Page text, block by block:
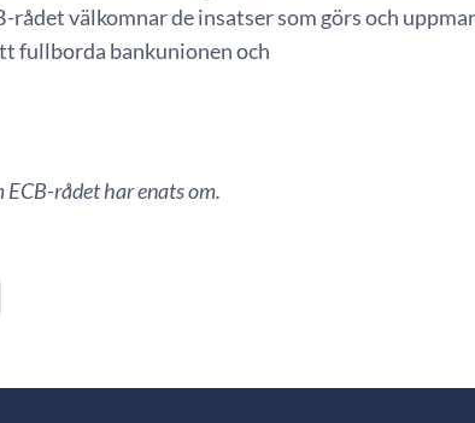
välkomnar de insatser som görs och
fullborda bankunionen och
ECB-rådet har enats om.